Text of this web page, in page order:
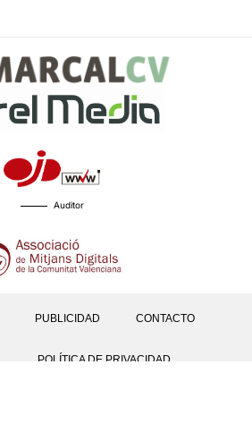
Auditor
PUBLICIDAD CONTACTO
POLÍTICA DE PRIVACIDAD